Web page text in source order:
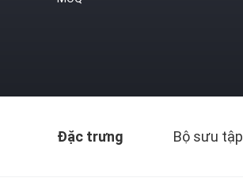
Đặc trưng Bộ sưu tập